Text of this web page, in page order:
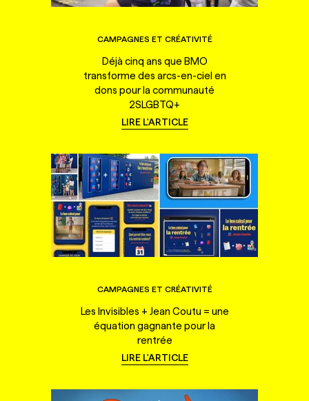
CAMPAGNES ET CRÉATIVITÉ
Déjà cinq ans que BMO
transforme des arcs-en-ciel en
dons pour la communauté
2SLGBTQ+
LIRE L'ARTICLE
CAMPAGNES ET CRÉATIVITÉ
Les Invisibles + Jean Coutu = une
équation gagnante pour la
rentrée
LIRE L'ARTICLE